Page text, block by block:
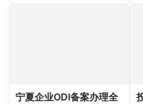
宁夏企业ODI备案办理全